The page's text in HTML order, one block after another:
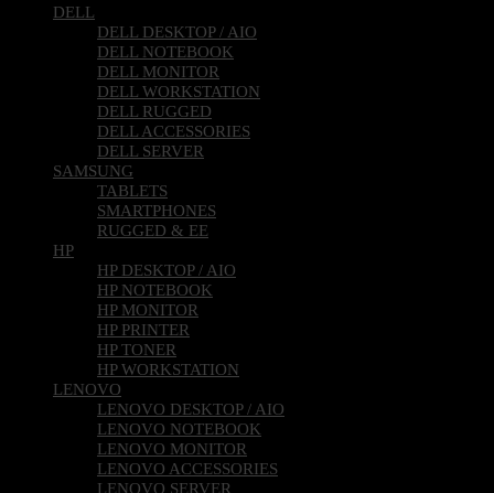
DELL
DELL DESKTOP / AIO
DELL NOTEBOOK
DELL MONITOR
DELL WORKSTATION
DELL RUGGED
DELL ACCESSORIES
DELL SERVER
SAMSUNG
TABLETS
SMARTPHONES
RUGGED & EE
HP
HP DESKTOP / AIO
HP NOTEBOOK
HP MONITOR
HP PRINTER
HP TONER
HP WORKSTATION
LENOVO
LENOVO DESKTOP / AIO
LENOVO NOTEBOOK
LENOVO MONITOR
LENOVO ACCESSORIES
LENOVO SERVER